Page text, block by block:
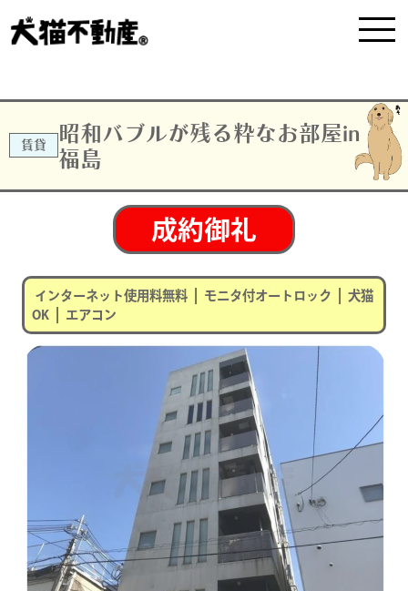
賃貸
昭和バブルが残る粋なお部屋in
福島
成約御礼
インターネット使⽤料無料 モニタ付オートロック
犬猫
OK
エアコン